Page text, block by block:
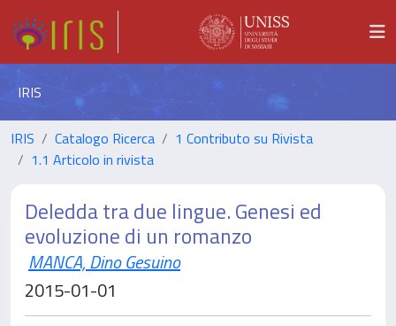
IRIS
IRIS Catalogo Ricerca
1 Contributo su Rivista
1.1 Articolo in rivista
Deledda tra due lingue. Genesi ed
evoluzione di un romanzo
MANCA, Dino Gesuino
2015-01-01